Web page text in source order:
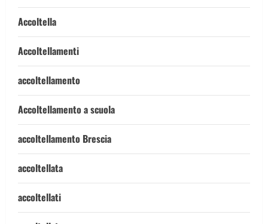
Accoltella
Accoltellamenti
accoltellamento
Accoltellamento a scuola
accoltellamento Brescia
accoltellata
accoltellati